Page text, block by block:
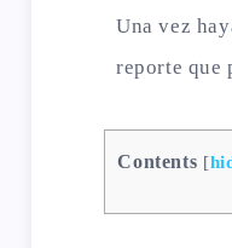
Una vez
reporte que
Contents [